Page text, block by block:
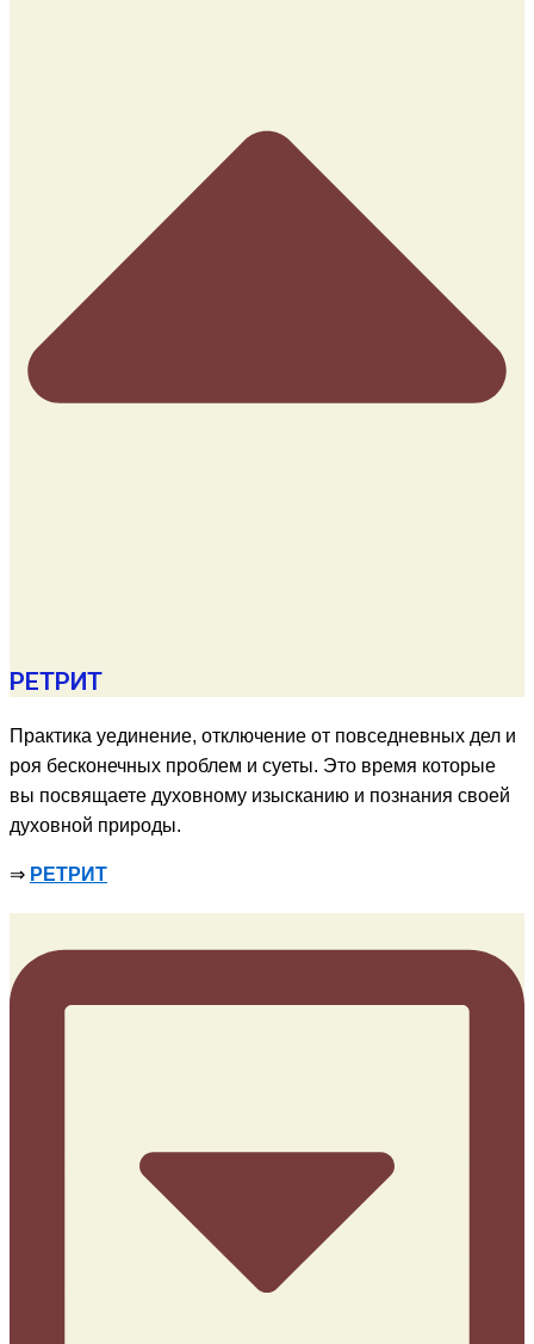
РЕТРИТ
Практика уединение, отключение от повседневных дел и
роя бесконечных проблем и суеты. Это время которые
вы посвящаете духовному изысканию и познания своей
духовной природы.
⇒ РЕТРИТ